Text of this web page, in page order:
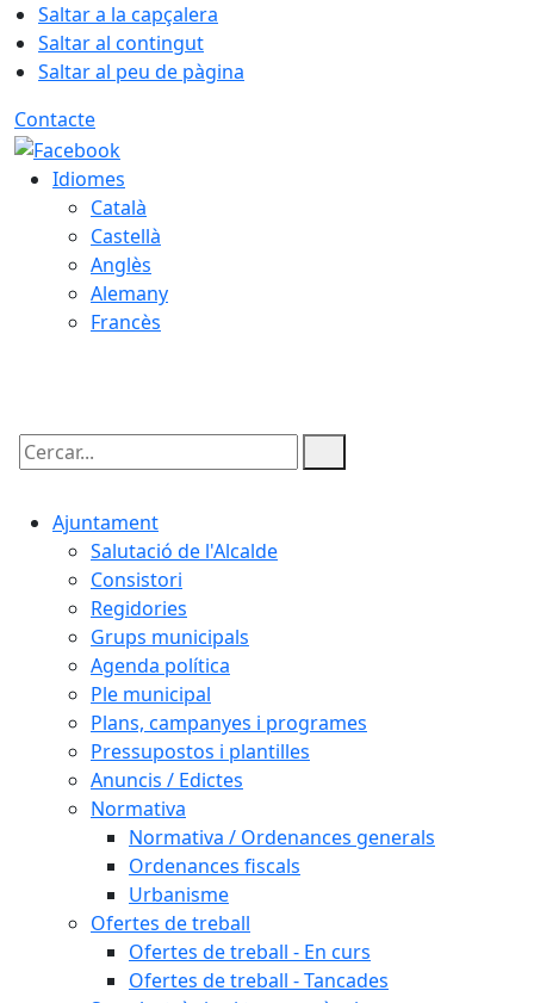
Saltar a la capçalera
Saltar al contingut
Saltar al peu de pàgina
Contacte
Idiomes
Català
Castellà
Anglès
Alemany
Francès
Cercar:
Ajuntament
Salutació de l'Alcalde
Consistori
Regidories
Grups municipals
Agenda política
Ple municipal
Plans, campanyes i programes
Pressupostos i plantilles
Anuncis / Edictes
Normativa
Normativa / Ordenances generals
Ordenances fiscals
Urbanisme
Ofertes de treball
Ofertes de treball - En curs
Ofertes de treball - Tancades